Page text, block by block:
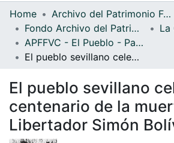
Home
Archivo del Patrimonio Fotográfico y Fílmico del Valle del Cauca
Fondo Archivo del Patrimonio Fotográfico y Fílmico del Valle del Cauca
La
APFFVC - El Pueblo - Patrimonial
El pueblo sevillano celebrando el centenario de la muerte del Libertador Simón Bolívar
El pueblo sevillano
centenario de la
Libertador Simón